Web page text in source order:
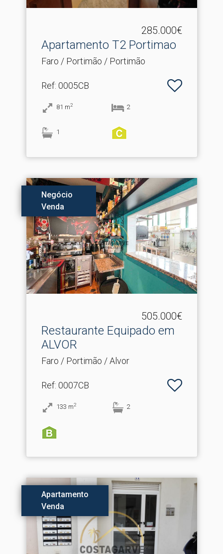
285.000€
Apartamento T2 Portimao
Faro / Portimão / Portimão
Ref: 0005CB
81 m2 2
1
Negócio
Venda
505.000€
Restaurante Equipado em
ALVOR
Faro / Portimão / Alvor
Ref: 0007CB
133 m2 2
Apartamento
Venda